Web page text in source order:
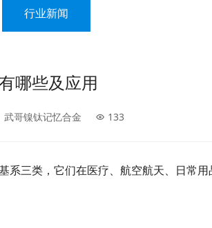
行业新闻
哪些及应用
武哥镍钛记忆合金 133
三类，它们在医疗、航空航天、日常用